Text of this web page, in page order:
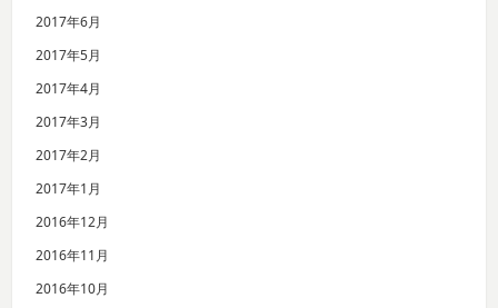
2017年6月
2017年5月
2017年4月
2017年3月
2017年2月
2017年1月
2016年12月
2016年11月
2016年10月